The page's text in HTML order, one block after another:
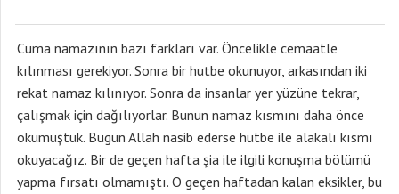
Cuma namazının bazı farkları var. Öncelikle cemaatle
kılınması gerekiyor. Sonra bir hutbe okunuyor, arkasından iki
rekat namaz kılınıyor. Sonra da insanlar yer yüzüne tekrar,
çalışmak için dağılıyorlar. Bunun namaz kısmını daha önce
okumuştuk. Bugün Allah nasib ederse hutbe ile alakalı kısmı
okuyacağız. Bir de geçen hafta şia ile ilgili konuşma bölümü
yapma fırsatı olmamıştı. O geçen haftadan kalan eksikler, bu